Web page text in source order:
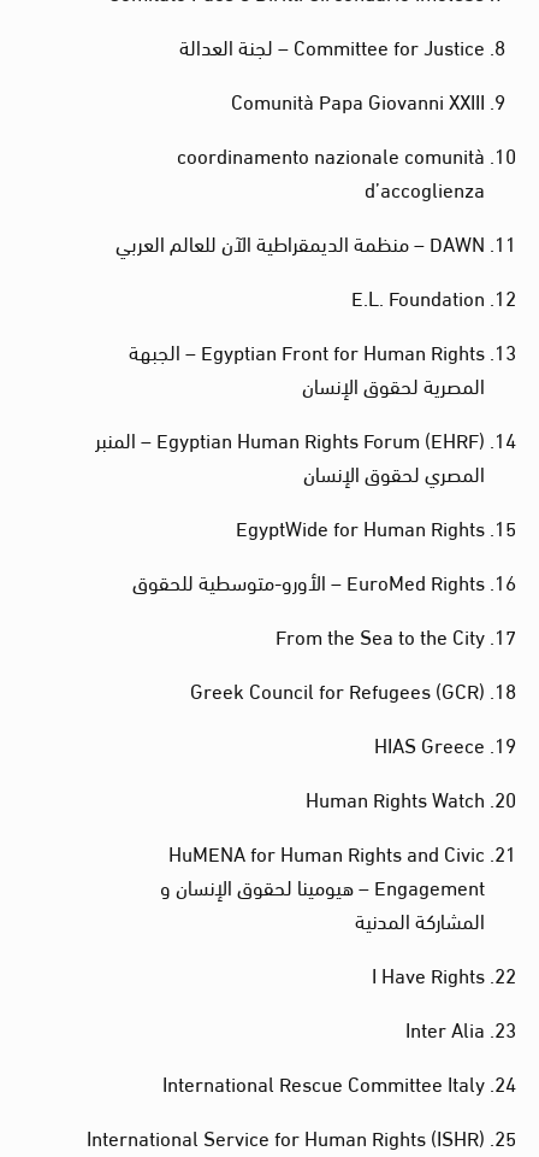
Committee for Justice – لجنة العدالة
Comunità Papa Giovanni XXIII
coordinamento nazionale comunità
d’accoglienza
DAWN – منظمة الديمقراطية الآن للعالم العربي
E.L. Foundation
Egyptian Front for Human Rights – الجبهة
المصرية لحقوق الإنسان
Egyptian Human Rights Forum (EHRF) – المنبر
المصري لحقوق الإنسان
EgyptWide for Human Rights
EuroMed Rights – الأورو-متوسطية للحقوق
From the Sea to the City
Greek Council for Refugees (GCR)
HIAS Greece
Human Rights Watch
HuMENA for Human Rights and Civic
Engagement – هيومينا لحقوق الإنسان و
المشاركة المدنية
I Have Rights
Inter Alia
International Rescue Committee Italy
International Service for Human Rights (ISHR)